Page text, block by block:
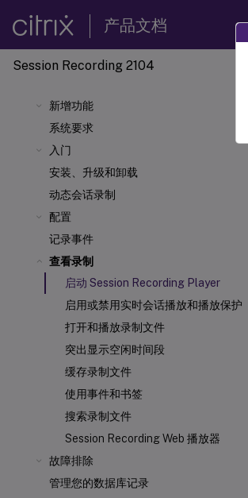
产品文档
Session Recording 2104
新增功能
系统要求
入门
安装、升级和卸载
动态会话录制
配置
记录事件
查看录制
启动 Session Recording Player
启用或禁用实时会话播放和播放保护
打开和播放录制文件
突出显示空闲时间段
缓存录制文件
使用事件和书签
搜索录制文件
Session Recording Web 播放器
故障排除
管理您的数据库记录